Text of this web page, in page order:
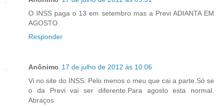
O INSS paga o 13 em setembro mas a Previ ADIANTA EM
AGOSTO.
Responder
Anônimo 17 de julho de 2012 às 10:06
Vi no site do INSS. Pelo menos o meu que cai a parte.Só se
o da Previ vai ser diferente.Para agosto esta normal.
Abraços